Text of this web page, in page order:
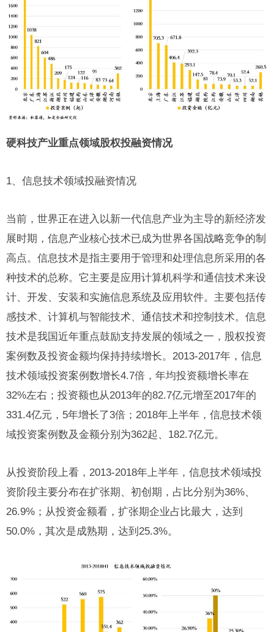
硬科技产业重点领域股权投融资情况
1、信息技术领域投融资情况
当前，世界正在进入以新一代信息产业为主导的新经济发
展时期，信息产业核心技术已成为世界各国战略竞争的制
高点。信息技术是指主要用于管理和处理信息所采用的各
种技术的总称。它主要是应用计算机科学和通信技术来设
计、开发、安装和实施信息系统及应用软件。主要包括传
感技术、计算机与智能技术、通信技术和控制技术。信息
技术是我国近年重点鼓励支持发展的领域之一，股权投资
案例数及投资金额均保持持续增长。2013-2017年，信息
技术领域投资案例数增长4.7倍，年均投资额增长率在
32%左右；投资额也从2013年的82.7亿元增至2017年的
331.4亿元，5年增长了3倍；2018年上半年，信息技术领
域投资案例数及金额分别为362起、182.7亿元。
从投资阶段上看，2013-2018年上半年，信息技术领域投
资阶段主要分布在扩张期、初创期，占比分别为36%、
26.9%；从投资金额看，扩张期企业占比最大，达到
50.0%，其次是成熟期，达到25.3%。